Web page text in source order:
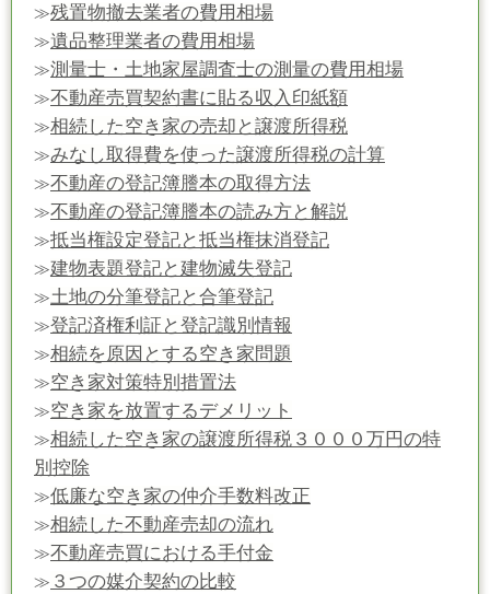
≫残置物撤去業者の費用相場
≫遺品整理業者の費用相場
≫測量士・土地家屋調査士の測量の費用相場
≫不動産売買契約書に貼る収入印紙額
≫相続した空き家の売却と譲渡所得税
≫みなし取得費を使った譲渡所得税の計算
≫不動産の登記簿謄本の取得方法
≫不動産の登記簿謄本の読み方と解説
≫抵当権設定登記と抵当権抹消登記
≫建物表題登記と建物滅失登記
≫土地の分筆登記と合筆登記
≫登記済権利証と登記識別情報
≫相続を原因とする空き家問題
≫空き家対策特別措置法
≫空き家を放置するデメリット
≫相続した空き家の譲渡所得税３０００万円の特
別控除
≫低廉な空き家の仲介手数料改正
≫相続した不動産売却の流れ
≫不動産売買における手付金
≫ ３つの媒介契約の比較